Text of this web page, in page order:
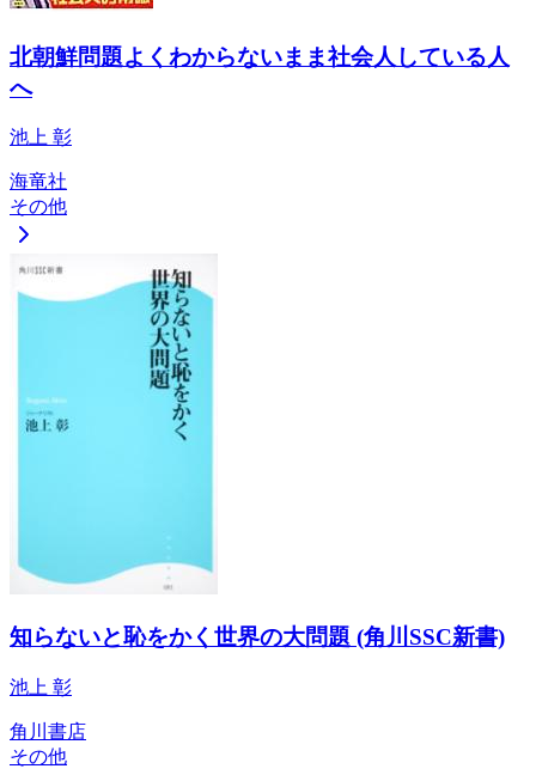
北朝鮮問題よくわからないまま社会人している人
へ
池上 彰
海竜社
その他
知らないと恥をかく世界の大問題 (角川SSC新書)
池上 彰
角川書店
その他